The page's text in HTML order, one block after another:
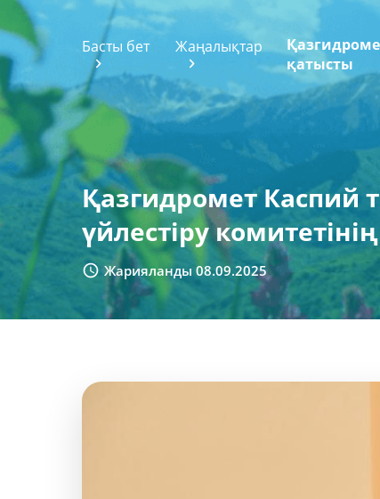
Басты бет Жаңалықтар
қатысты
Қазгидромет Каспий
үйлестіру
Жарияланды 08.09.2025